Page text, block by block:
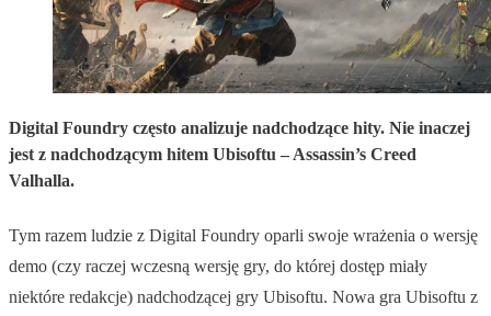
Digital Foundry często analizuje nadchodzące hity. Nie inaczej
jest z nadchodzącym hitem Ubisoftu – Assassin’s Creed
Valhalla.
Tym razem ludzie z Digital Foundry oparli swoje wrażenia o wersję
demo (czy raczej wczesną wersję gry, do której dostęp miały
niektóre redakcje) nadchodzącej gry Ubisoftu. Nowa gra Ubisoftu z